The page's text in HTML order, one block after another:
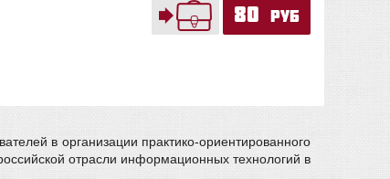
80 руб
в организации практико-ориентированного
отрасли информационных технологий в